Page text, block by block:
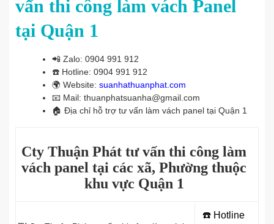
vấn thi công làm vách Panel
tại Quận 1
📲 Zalo: 0904 991 912
☎️ Hotline: 0904 991 912
🌍 Website: suanhathuanphat.com
📧 Mail: thuanphatsuanha@gmail.com
🏠 Địa chỉ hỗ trợ tư vấn làm vách panel tại Quận 1
Cty Thuận Phát tư vấn thi công làm
vách panel tại các xã, Phường thuộc
khu vực Quận 1
☎️ Hotline